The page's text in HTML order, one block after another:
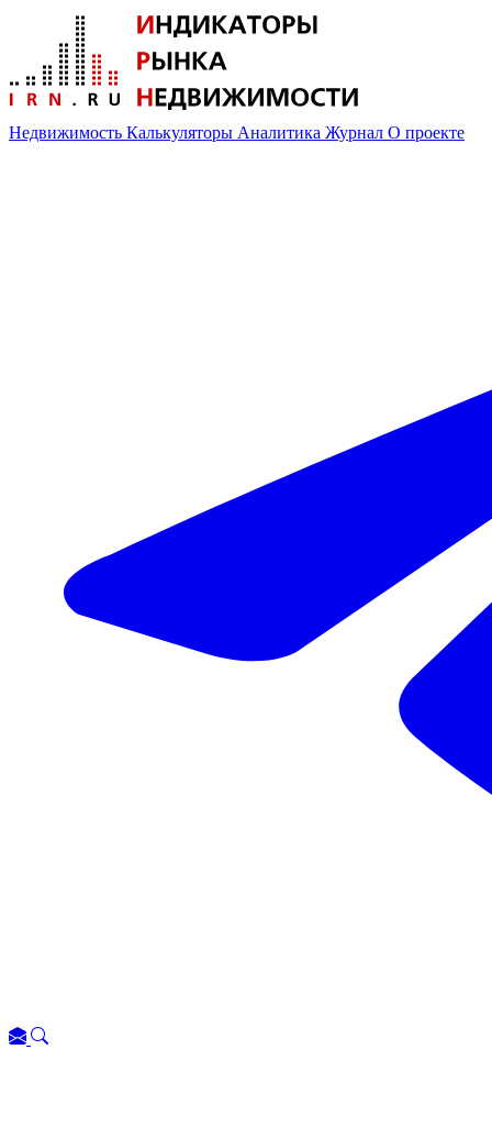
Недвижимость Калькуляторы Аналитика Журнал О проекте